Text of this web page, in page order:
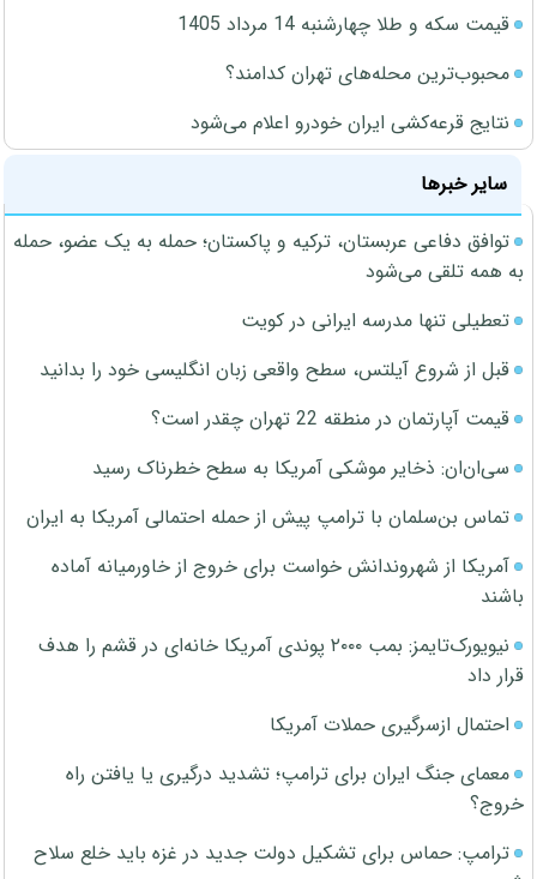
قیمت سکه و طلا چهارشنبه 14 مرداد 1405
محبوب‌ترین محله‌های تهران کدامند؟
نتایج قرعه‌کشی ایران خودرو اعلام می‌شود
سایر خبرها
توافق دفاعی عربستان، ترکیه و پاکستان؛ حمله به یک عضو، حمله
به همه تلقی می‌شود
تعطیلی تنها مدرسه ایرانی در کویت
قبل از شروع آیلتس، سطح واقعی زبان انگلیسی خود را بدانید
قیمت آپارتمان در منطقه 22 تهران چقدر است؟
سی‌ان‌ان: ذخایر موشکی آمریکا به سطح خطرناک رسید
تماس بن‌سلمان با ترامپ پیش از حمله احتمالی آمریکا به ایران
آمریکا از شهروندانش خواست برای خروج از خاورمیانه آماده
باشند
نیویورک‌تایمز: بمب ۲۰۰۰ پوندی آمریکا خانه‌ای در قشم را هدف
قرار داد
احتمال ازسرگیری حملات آمریکا
معمای جنگ ایران برای ترامپ؛ تشدید درگیری یا یافتن راه
خروج؟
ترامپ: حماس برای تشکیل دولت جدید در غزه باید خلع سلاح